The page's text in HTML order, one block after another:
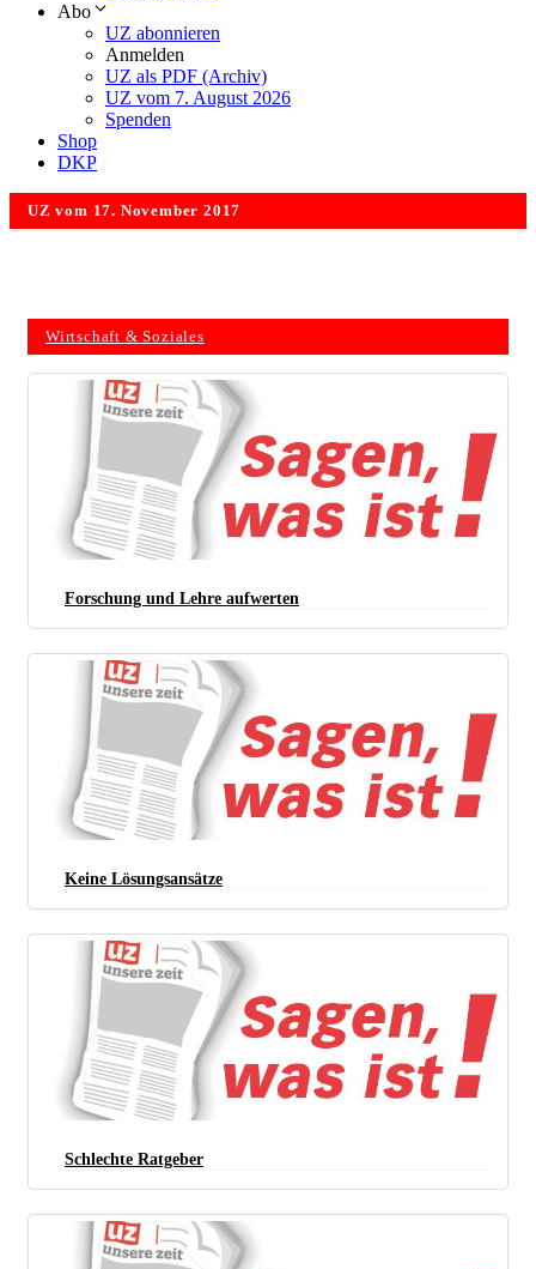
Abo
UZ abonnieren
Anmelden
UZ als PDF (Archiv)
UZ vom 7. August 2026
Spenden
Shop
DKP
UZ vom 17. November 2017
Wirtschaft & Soziales
Forschung und Lehre aufwerten
Keine Lösungsansätze
Schlechte Ratgeber